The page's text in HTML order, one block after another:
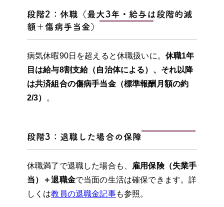
段階2：休職（最大3年・給与は段階的減
額＋傷病手当金）
病気休暇90日を超えると休職扱いに。 休職1年
目は給与8割支給（自治体による）、それ以降
は共済組合の傷病手当金（標準報酬月額の約
2/3）
。
段階3：退職した場合の保障
休職満了で退職した場合も、
雇用保険（失業手
当）＋退職金で当面の生活は確保できます。詳
しくは教員の退職金記事も参照。